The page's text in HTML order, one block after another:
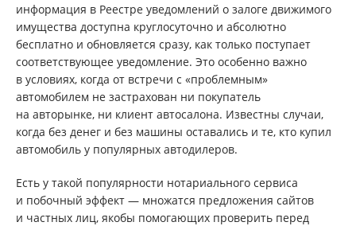
информация в Реестре уведомлений о залоге движимого
имущества доступна круглосуточно и абсолютно
бесплатно и обновляется сразу, как только поступает
соответствующее уведомление. Это особенно важно
в условиях, когда от встречи с «проблемным»
автомобилем не застрахован ни покупатель
на авторынке, ни клиент автосалона. Известны случаи,
когда без денег и без машины оставались и те, кто купил
автомобиль у популярных автодилеров.
Есть у такой популярности нотариального сервиса
и побочный эффект — множатся предложения сайтов
и частных лиц, якобы помогающих проверить перед